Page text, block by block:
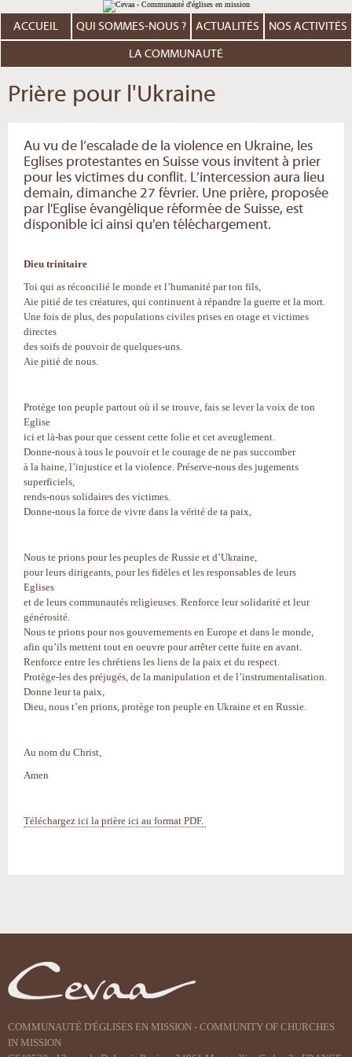
au
contenu.
Aller
personnels
ACCUEIL QUI SOMMES-NOUS ? ACTUALITÉS NOS ACTIVITÉS
LA COMMUNAUTÉ
Prière pour l'Ukraine
Au vu de l’escalade de la violence en Ukraine, les
Eglises protestantes en Suisse vous invitent à prier
pour les victimes du conflit. L’intercession aura lieu
demain, dimanche 27 février. Une prière, proposée
par l'Eglise évangélique réformée de Suisse, est
disponible ici ainsi qu'en téléchargement.
Dieu trinitaire
Toi qui as réconcilié le monde et l’humanité par ton fils,
Aie pitié de tes créatures, qui continuent à répandre la guerre et la mort.
Une fois de plus, des populations civiles prises en otage et victimes
directes
des soifs de pouvoir de quelques-uns.
Aie pitié de nous.
Protège ton peuple partout où il se trouve, fais se lever la voix de ton
Eglise
ici et là-bas pour que cessent cette folie et cet aveuglement.
Donne-nous à tous le pouvoir et le courage de ne pas succomber
à la haine, l’injustice et la violence. Préserve-nous des jugements
superficiels,
rends-nous solidaires des victimes.
Donne-nous la force de vivre dans la vérité de ta paix,
Nous te prions pour les peuples de Russie et d’Ukraine,
pour leurs dirigeants, pour les fidèles et les responsables de leurs
Eglises
et de leurs communautés religieuses. Renforce leur solidarité et leur
générosité.
Nous te prions pour nos gouvernements en Europe et dans le monde,
afin qu’ils mettent tout en oeuvre pour arrêter cette fuite en avant.
Renforce entre les chrétiens les liens de la paix et du respect.
Protège-les des préjugés, de la manipulation et de l’instrumentalisation.
Donne leur ta paix,
Dieu, nous t’en prions, protège ton peuple en Ukraine et en Russie.
Au nom du Christ,
Amen
Téléchargez ici la prière ici au format PDF.
document
COMMUNAUTÉ D'ÉGLISES EN MISSION - COMMUNITY OF CHURCHES
IN MISSION